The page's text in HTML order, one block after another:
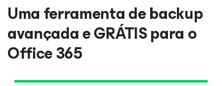
Uma ferramenta de backup
avançada e GRÁTIS para o
Office 365